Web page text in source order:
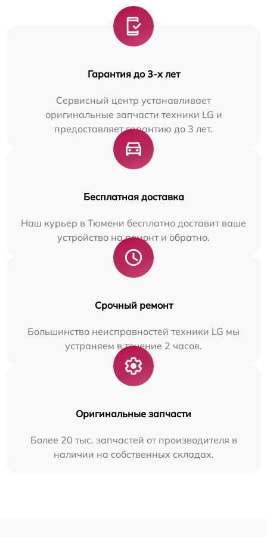
Гарантия до 3-х лет
Сервисный центр устанавливает
оригинальные запчасти техники LG и
предоставляет гарантию до 3 лет.
Бесплатная доставка
Наш курьер в Тюмени бесплатно доставит ваше
устройство на ремонт и обратно.
Срочный ремонт
Большинство неисправностей техники LG мы
устраняем в течение 2 часов.
Оригинальные запчасти
Более 20 тыс. запчастей от производителя в
наличии на собственных складах.